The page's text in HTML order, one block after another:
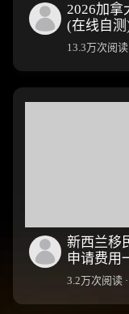
2026加拿
(在线自测
13.3万次阅读
新西兰移
申请费用
3.2万次阅读